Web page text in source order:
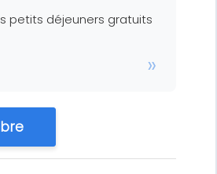
petits déjeuners gratuits